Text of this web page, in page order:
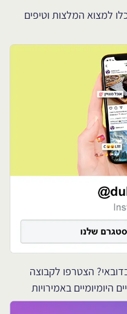
למצוא המלצות וטיפים
הצטרפו לקבוצה
באמירויות